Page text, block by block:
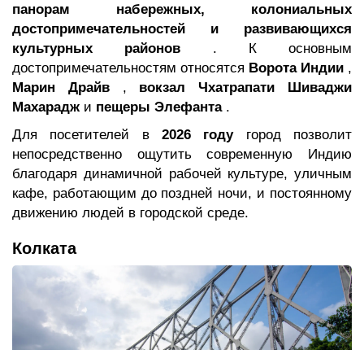
панорам набережных, колониальных
достопримечательностей и развивающихся
культурных районов . К основным
достопримечательностям относятся Ворота Индии ,
Марин Драйв, вокзал Чхатрапати Шиваджи
Махарадж и пещеры Элефанта.
Для посетителей в 2026 годугород позволит
непосредственно ощутить современную Индию
благодаря динамичной рабочей культуре, уличным
кафе, работающим до поздней ночи, и постоянному
движению людей в городской среде.
Колката